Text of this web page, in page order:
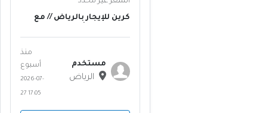
كرين للإيجار بالرياض // مع
للمقاولات // معدات المملكة
مستخدم
الرياض
منذ
أسبوع
2026-07-
27 17:05